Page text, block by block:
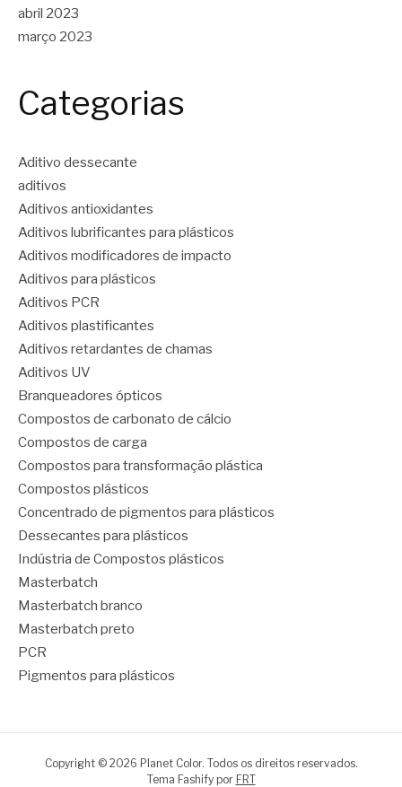
abril 2023
março 2023
Categorias
Aditivo dessecante
aditivos
Aditivos antioxidantes
Aditivos lubrificantes para plásticos
Aditivos modificadores de impacto
Aditivos para plásticos
Aditivos PCR
Aditivos plastificantes
Aditivos retardantes de chamas
Aditivos UV
Branqueadores ópticos
Compostos de carbonato de cálcio
Compostos de carga
Compostos para transformação plástica
Compostos plásticos
Concentrado de pigmentos para plásticos
Dessecantes para plásticos
Indústria de Compostos plásticos
Masterbatch
Masterbatch branco
Masterbatch preto
PCR
Pigmentos para plásticos
Copyright © 2026 Planet Color. Todos os direitos reservados.
Tema Fashify por FRT